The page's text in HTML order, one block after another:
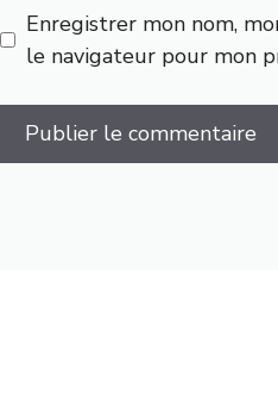
Enregistrer mon nom,
le navigateur pour mon